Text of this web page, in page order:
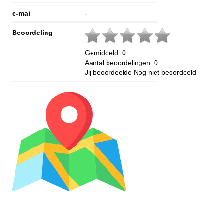
e-mail -
Beoordeling
Gemiddeld: 0
Aantal beoordelingen: 0
Jij beoordeelde Nog niet beoordeeld